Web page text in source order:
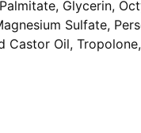
Glycerin,
Sulfate,
Castor Oil,